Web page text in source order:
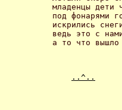
младенцы дети
под фонарями
искрились
ведь это с
а то что
..^..